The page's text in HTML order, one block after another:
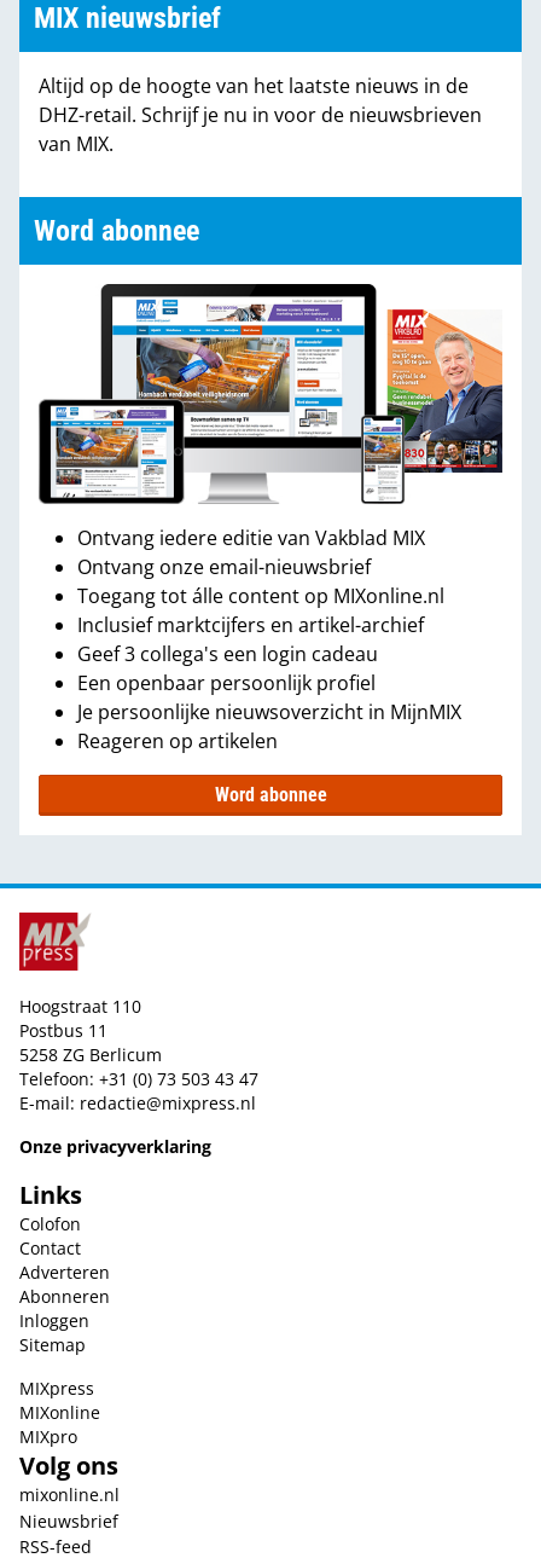
MIX nieuwsbrief
Altijd op de hoogte van het laatste nieuws in de
DHZ-retail. Schrijf je nu in voor de nieuwsbrieven
van MIX.
Word abonnee
Ontvang iedere editie van Vakblad MIX
Ontvang onze email-nieuwsbrief
Toegang tot álle content op MIXonline.nl
Inclusief marktcijfers en artikel-archief
Geef 3 collega's een login cadeau
Een openbaar persoonlijk profiel
Je persoonlijke nieuwsoverzicht in MijnMIX
Reageren op artikelen
Word abonnee
Hoogstraat 110
Postbus 11
5258 ZG Berlicum
Telefoon: +31 (0) 73 503 43 47
E-mail: redactie@mixpress.nl
Onze privacyverklaring
Links
Colofon
Contact
Adverteren
Abonneren
Inloggen
Sitemap
MIXpress
MIXonline
MIXpro
Volg ons
mixonline.nl
Nieuwsbrief
RSS-feed